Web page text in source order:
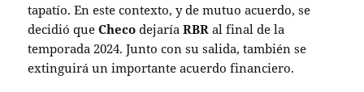
tapatío. En este contexto, y de mutuo acuerdo, se
decidió queCheco dejaríaRBR al final de la
temporada 2024. Junto con su salida, también se
extinguirá un importante acuerdo financiero.